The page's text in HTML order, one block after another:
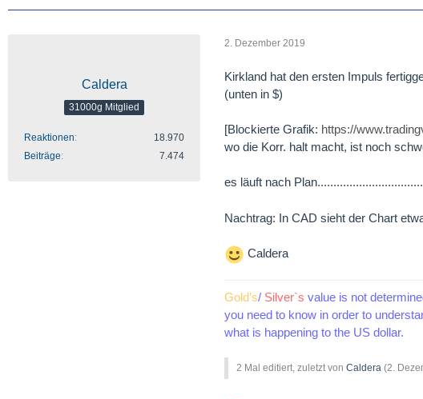
Caldera
31000g Mitglied
Reaktionen
18.970
Beiträge
7.474
2. Dezember 2019
Kirkland hat den ersten Impuls
(unten in $)
[Blockierte Grafik: https://
wo die Korr. halt macht, ist noch
es läuft nach
Nachtrag: In CAD sieht der Chart
Caldera
Gold’s/ Silver`s value is not
you need to know in order to
what is happening to the US dollar.
2 Mal editiert, zuletzt von Caldera (2.